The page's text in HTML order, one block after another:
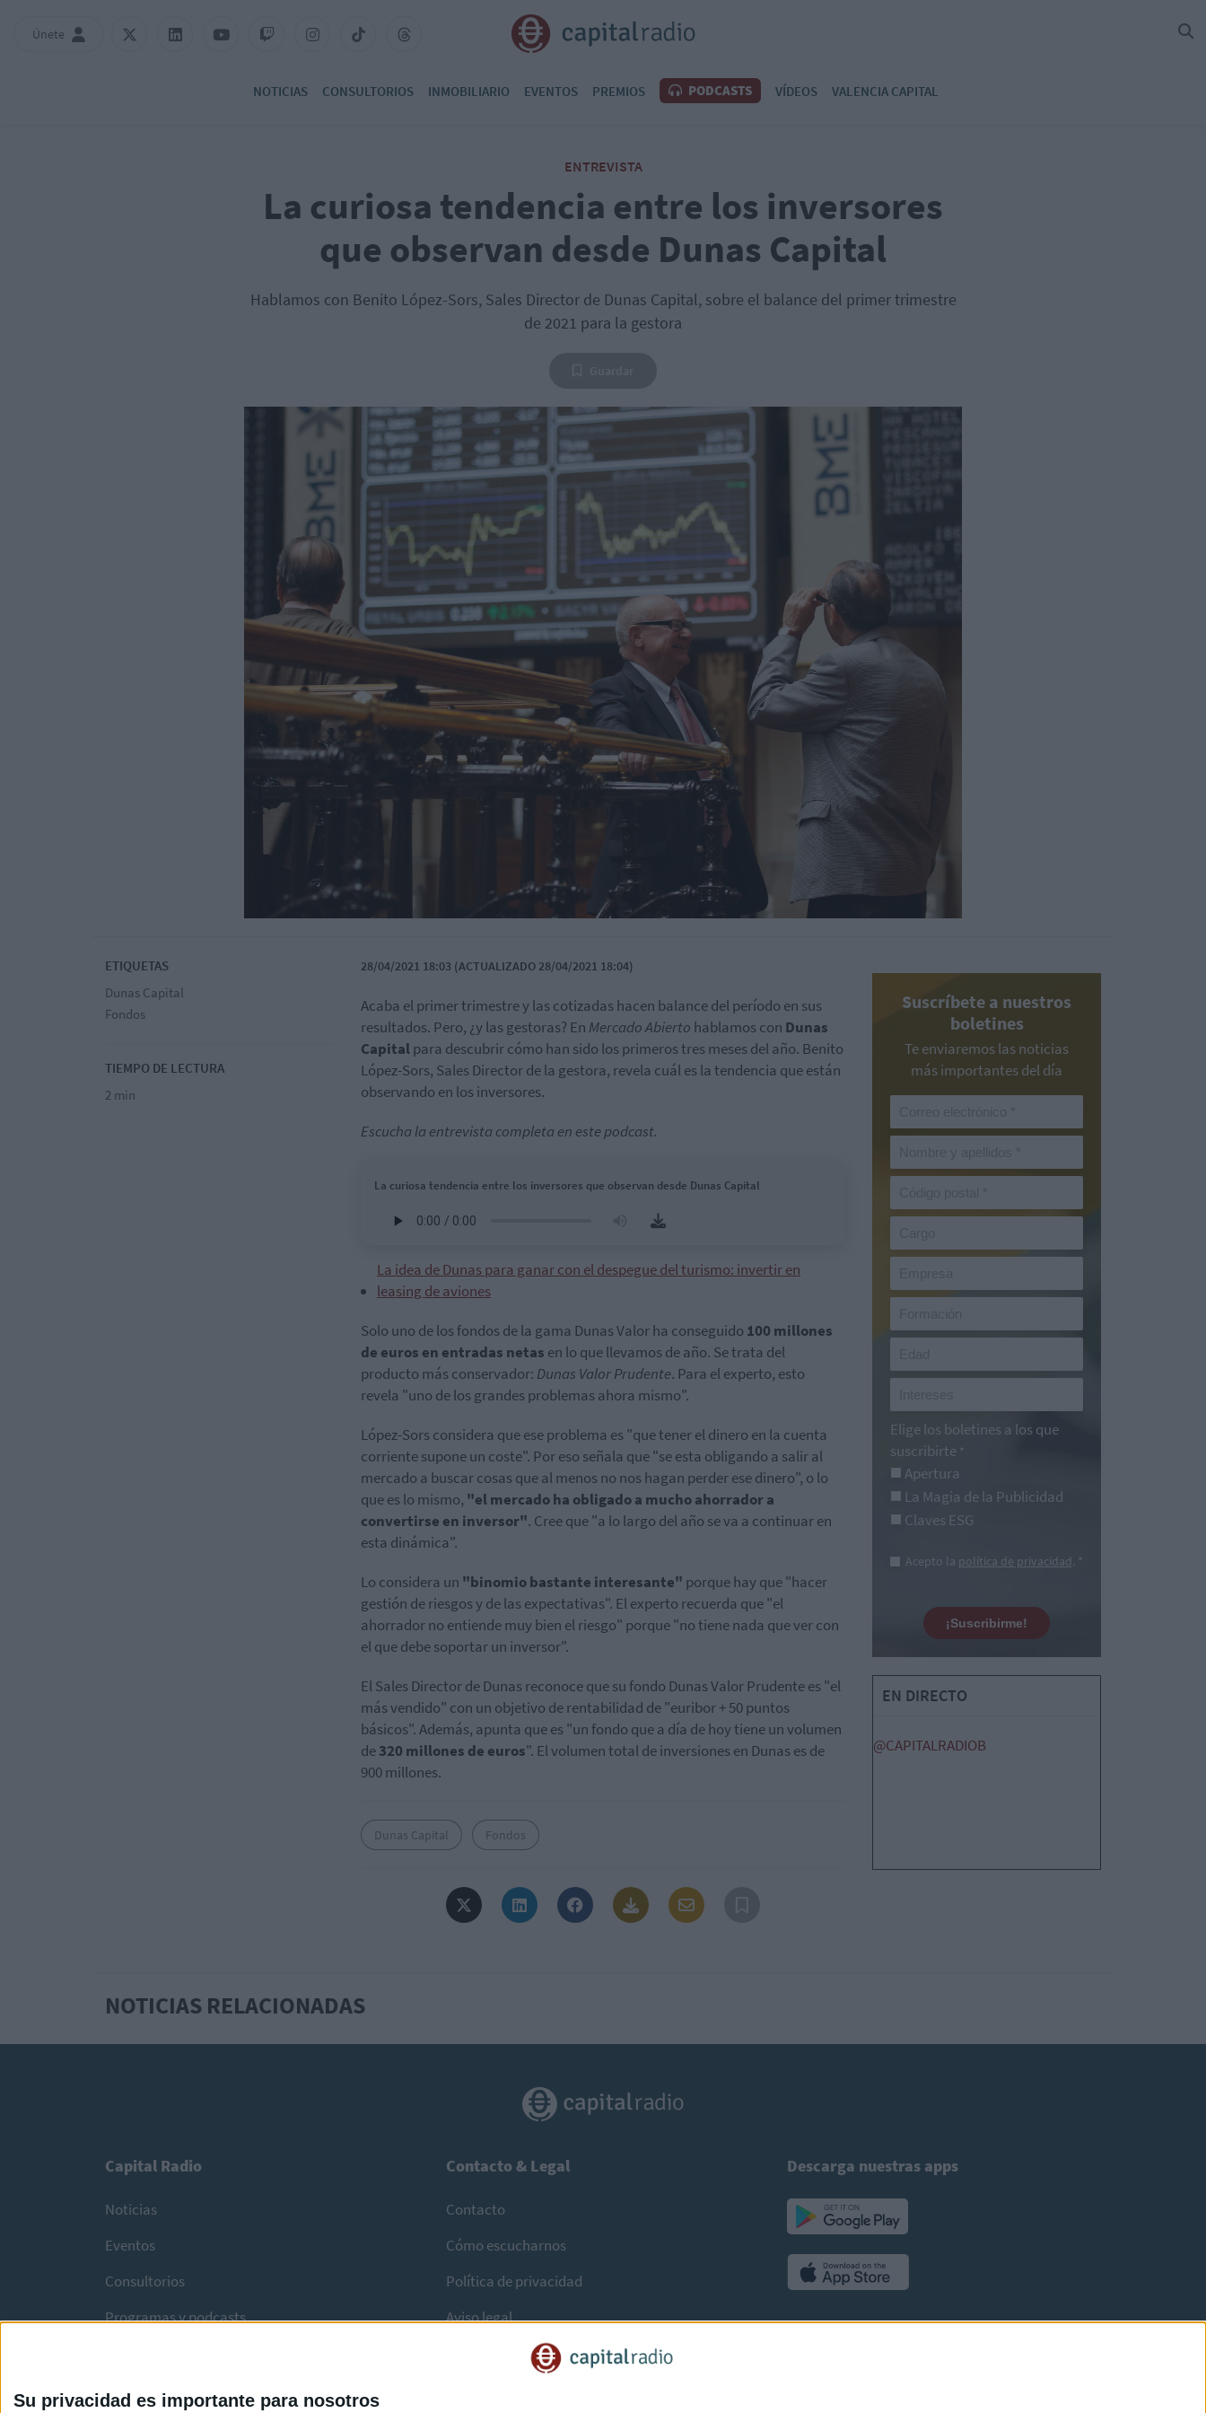
Su privacidad es importante para nosotros
Únete
NOTICIAS CONSULTORIOS INMOBILIARIO EVENTOS PREMIOS PODCASTS VÍDEOS VALENCIA CAPITAL
ENTREVISTA
La curiosa tendencia entre los inversores
que observan desde Dunas Capital
Hablamos con Benito López-Sors, Sales Director de Dunas Capital, sobre el balance del primer trimestre
de 2021 para la gestora
ETIQUETAS
Dunas Capital
Fondos
TIEMPO DE LECTURA
2 min
28/04/2021 18:03 (ACTUALIZADO 28/04/2021 18:04)
Acaba el primer trimestre y las cotizadas hacen balance del período en sus
resultados. Pero, ¿y las gestoras? En Mercado Abierto hablamos con Dunas
Capitalpara descubrir cómo han sido los primeros tres meses del año. Benito
López-Sors, Sales Director de la gestora, revela cuál es la tendencia que están
observando en los inversores.
Escucha la entrevista completa en este podcast.
La curiosa tendencia entre los inversores que observan desde Dunas Capital
La idea de Dunas para ganar con el despegue del turismo: invertir en
leasing de aviones
Solo uno de los fondos de la gama Dunas Valor ha conseguido 100 millones
de euros en entradas netas en lo que llevamos de año. Se trata del
producto más conservador: Dunas Valor Prudente. Para el experto, esto
revela "uno de los grandes problemas ahora mismo".
López-Sors considera que ese problema es "que tener el dinero en la cuenta
corriente supone un coste". Por eso señala que "se esta obligando a salir al
mercado a buscar cosas que al menos no nos hagan perder ese dinero", o lo
que es lo mismo, "el mercado ha obligado a mucho ahorrador a
convertirse en inversor". Cree que "a lo largo del año se va a continuar en
esta dinámica".
Lo considera un "binomio bastante interesante" porque hay que "hacer
gestión de riesgos y de las expectativas". El experto recuerda que "el
ahorrador no entiende muy bien el riesgo" porque "no tiene nada que ver con
el que debe soportar un inversor".
El Sales Director de Dunas reconoce que su fondo Dunas Valor Prudente es "el
más vendido" con un objetivo de rentabilidad de "euribor + 50 puntos
básicos". Además, apunta que es "un fondo que a día de hoy tiene un volumen
de320 millones de euros". El volumen total de inversiones en Dunas es de
900 millones.
Dunas Capital Fondos
Suscríbete a nuestros
boletines
Te enviaremos las noticias
más importantes del día
Elige los boletines a los que
suscribirte *
Apertura
La Magia de la Publicidad
Claves ESG
Acepto la política de privacidad. *
¡Suscribirme!
EN DIRECTO
@CAPITALRADIOB
NOTICIAS RELACIONADAS
Capital Radio
Noticias
Eventos
Consultorios
Programas y podcasts
Contacto & Legal
Contacto
Cómo escucharnos
Política de privacidad
Aviso legal
Descarga nuestras apps